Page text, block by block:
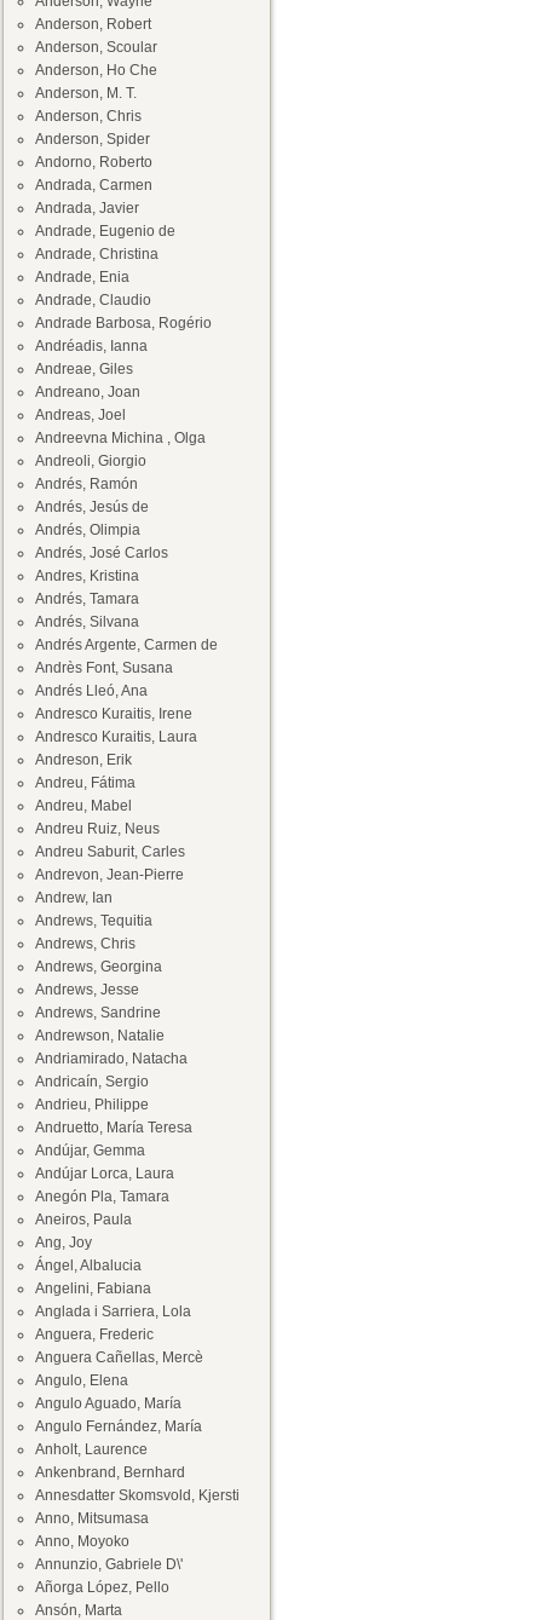
Anderson, Robert
Anderson, Scoular
Anderson, Ho Che
Anderson, M. T.
Anderson, Chris
Anderson, Spider
Andorno, Roberto
Andrada, Carmen
Andrada, Javier
Andrade, Eugenio de
Andrade, Christina
Andrade, Enia
Andrade, Claudio
Andrade Barbosa, Rogério
Andréadis, Ianna
Andreae, Giles
Andreano, Joan
Andreas, Joel
Andreevna Michina , Olga
Andreoli, Giorgio
Andrés, Ramón
Andrés, Jesús de
Andrés, Olimpia
Andrés, José Carlos
Andres, Kristina
Andrés, Tamara
Andrés, Silvana
Andrés Argente, Carmen de
Andrès Font, Susana
Andrés Lleó, Ana
Andresco Kuraitis, Irene
Andresco Kuraitis, Laura
Andreson, Erik
Andreu, Fátima
Andreu, Mabel
Andreu Ruiz, Neus
Andreu Saburit, Carles
Andrevon, Jean-Pierre
Andrew, Ian
Andrews, Tequitia
Andrews, Chris
Andrews, Georgina
Andrews, Jesse
Andrews, Sandrine
Andrewson, Natalie
Andriamirado, Natacha
Andricaín, Sergio
Andrieu, Philippe
Andruetto, María Teresa
Andújar, Gemma
Andújar Lorca, Laura
Anegón Pla, Tamara
Aneiros, Paula
Ang, Joy
Ángel, Albalucia
Angelini, Fabiana
Anglada i Sarriera, Lola
Anguera, Frederic
Anguera Cañellas, Mercè
Angulo, Elena
Angulo Aguado, María
Angulo Fernández, María
Anholt, Laurence
Ankenbrand, Bernhard
Annesdatter Skomsvold, Kjersti
Anno, Mitsumasa
Anno, Moyoko
Annunzio, Gabriele D\'
Añorga López, Pello
Ansón, Marta